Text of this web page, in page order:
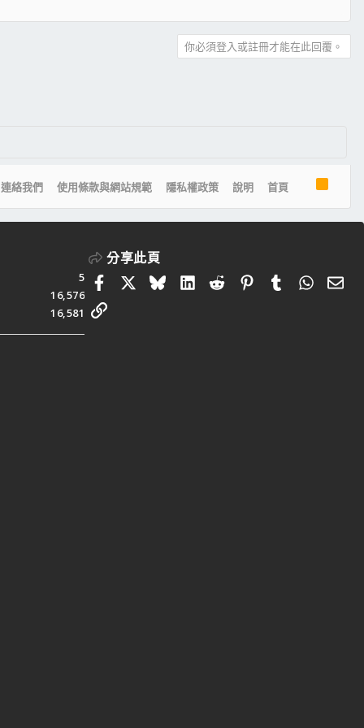
你必須登入或註冊才能在此回覆。
連絡我們 使用條款與網站規範 隱私權政策 說明 首頁
R
S
5
16,576
16,581
分享此頁
FacebookBlueskyLinkedIn
RedditPinterestTumblr 電
連結